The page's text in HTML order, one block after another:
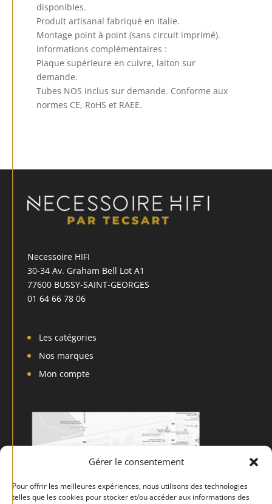
Gérer le consentement
Pour offrir les meilleures expériences, nous utilisons des technologies
telles que les cookies pour stocker et/ou accéder aux informations des
disponibles.
Produit artisanal fabriqué en Italie.
Montage point à point (sans circuit imprimé).
Informations complémentaires :
Plaque supérieure en cuivre, laiton sur
demande.
Tubes NOS inclus sur demande. Conforme aux
normes CE, RoHS et RAEE.
Necessoire HIFI
30-34 Av. Graham Bell Lot A1
77600 BUSSY-SAINT-GEORGES
01 64 66 78 06
Les catégories
Nos marques
Mon compte